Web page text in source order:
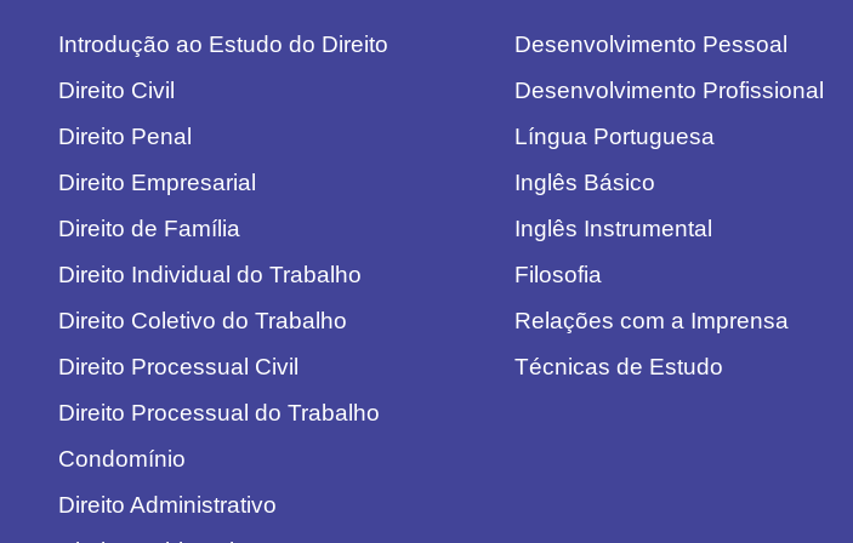
Introdução ao Estudo do Direito
Direito Civil
Direito Penal
Direito Empresarial
Direito de Família
Direito Individual do Trabalho
Direito Coletivo do Trabalho
Direito Processual Civil
Direito Processual do Trabalho
Condomínio
Direito Administrativo
Desenvolvimento Pessoal
Desenvolvimento Profissional
Língua Portuguesa
Inglês Básico
Inglês Instrumental
Filosofia
Relações com a Imprensa
Técnicas de Estudo